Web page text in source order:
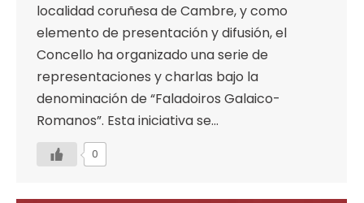
localidad coruñesa de Cambre, y como
elemento de presentación y difusión, el
Concello ha organizado una serie de
representaciones y charlas bajo la
denominación de “Faladoiros Galaico-
Romanos”. Esta iniciativa se…
0